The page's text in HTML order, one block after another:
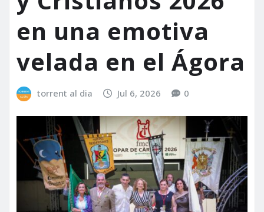
en una emotiva
velada en el Ágora
torrent al dia Jul 6, 2026 0